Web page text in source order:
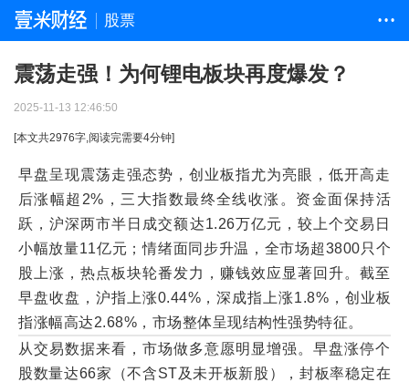
股票 • • •
震荡走强！为何锂电板块再度爆发？
2025-11-13 12:46:50
[本文共2976字,阅读完需要4分钟]
早盘呈现震荡走强态势，创业板指尤为亮眼，低开高走
后涨幅超2%，三大指数最终全线收涨。资金面保持活
跃，沪深两市半日成交额达1.26万亿元，较上个交易日
小幅放量11亿元；情绪面同步升温，全市场超3800只个
股上涨，热点板块轮番发力，赚钱效应显著回升。截至
早盘收盘，沪指上涨0.44%，深成指上涨1.8%，创业板
指涨幅高达2.68%，市场整体呈现结构性强势特征。
从交易数据来看，市场做多意愿明显增强。早盘涨停个
股数量达66家（不含ST及未开板新股），封板率稳定在